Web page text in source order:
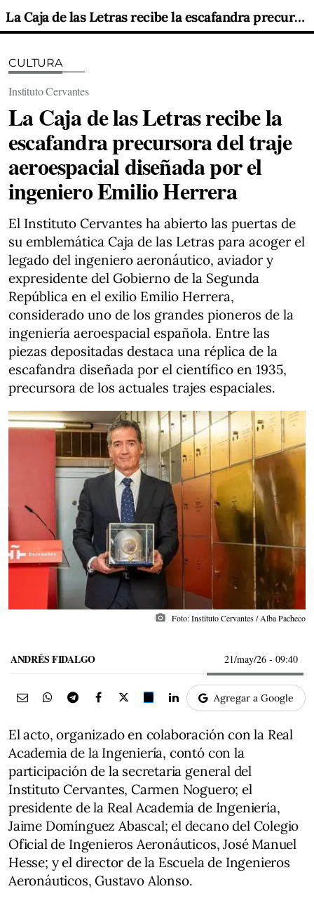
La Caja de las Letras recibe la escafandra precursora del traje aeroespacial diseñada por el ingeniero Emilio Herrera
CULTURA
Instituto Cervantes
La Caja de las Letras recibe la
escafandra precursora del traje
aeroespacial diseñada por el
ingeniero Emilio Herrera
El Instituto Cervantes ha abierto las puertas de
su emblemática Caja de las Letras para acoger el
legado del ingeniero aeronáutico, aviador y
expresidente del Gobierno de la Segunda
República en el exilio Emilio Herrera,
considerado uno de los grandes pioneros de la
ingeniería aeroespacial española. Entre las
piezas depositadas destaca una réplica de la
escafandra diseñada por el científico en 1935,
precursora de los actuales trajes espaciales.
photo_camera Foto: Instituto Cervantes / Alba Pacheco
ANDRÉS FIDALGO 21/may/26 - 09:40
Agregar a Google
El acto, organizado en colaboración con la Real
Academia de la Ingeniería, contó con la
participación de la secretaria general del
Instituto Cervantes, Carmen Noguero; el
presidente de la Real Academia de Ingeniería,
Jaime Domínguez Abascal; el decano del Colegio
Oficial de Ingenieros Aeronáuticos, José Manuel
Hesse; y el director de la Escuela de Ingenieros
Aeronáuticos, Gustavo Alonso.